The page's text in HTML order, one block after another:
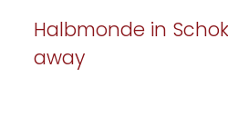
Halbmonde in
away